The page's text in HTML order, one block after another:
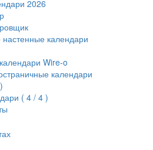
2026
календари
Wire-o
календари
( 4 / 4 )